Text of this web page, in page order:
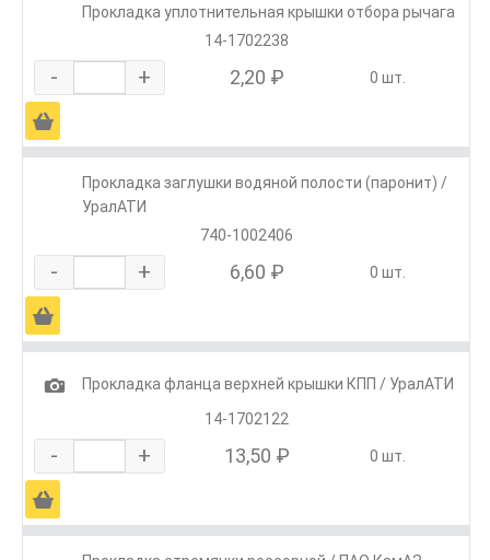
Прокладка уплотнительная крышки отбора рычага
14-1702238
- + 2,20 ₽ 0 шт.
Ä
Прокладка заглушки водяной полости (паронит) /
УралАТИ
740-1002406
- + 6,60 ₽ 0 шт.
Ä
1
Прокладка фланца верхней крышки КПП / УралАТИ
14-1702122
- + 13,50 ₽ 0 шт.
Ä